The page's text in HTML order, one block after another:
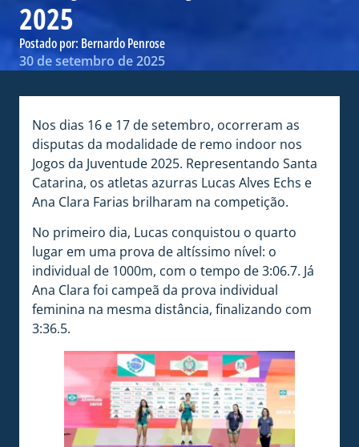
2025
Postado por: Bernardo Penrose
30 de setembro de 2025
Nos dias 16 e 17 de setembro, ocorreram as
disputas da modalidade de remo indoor nos
Jogos da Juventude 2025. Representando Santa
Catarina, os atletas azurras Lucas Alves Echs e
Ana Clara Farias brilharam na competição.
No primeiro dia, Lucas conquistou o quarto
lugar em uma prova de altíssimo nível: o
individual de 1000m, com o tempo de 3:06.7. Já
Ana Clara foi campeã da prova individual
feminina na mesma distância, finalizando com
3:36.5.